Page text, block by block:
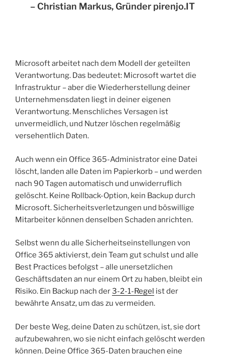
– Christian Markus, Gründer pirenjo.IT
Microsoft arbeitet nach dem Modell der geteilten
Verantwortung. Das bedeutet: Microsoft wartet die
Infrastruktur – aber die Wiederherstellung deiner
Unternehmensdaten liegt in deiner eigenen
Verantwortung. Menschliches Versagen ist
unvermeidlich, und Nutzer löschen regelmäßig
versehentlich Daten.
Auch wenn ein Office 365-Administrator eine Datei
löscht, landen alle Daten im Papierkorb – und werden
nach 90 Tagen automatisch und unwiderruflich
gelöscht. Keine Rollback-Option, kein Backup durch
Microsoft. Sicherheitsverletzungen und böswillige
Mitarbeiter können denselben Schaden anrichten.
Selbst wenn du alle Sicherheitseinstellungen von
Office 365 aktivierst, dein Team gut schulst und alle
Best Practices befolgst – alle unersetzlichen
Geschäftsdaten an nur einem Ort zu haben, bleibt ein
Risiko. Ein Backup nach der3-2-1-Regel ist der
bewährte Ansatz, um das zu vermeiden.
Der beste Weg, deine Daten zu schützen, ist, sie dort
aufzubewahren, wo sie nicht einfach gelöscht werden
können. Deine Office 365-Daten brauchen eine